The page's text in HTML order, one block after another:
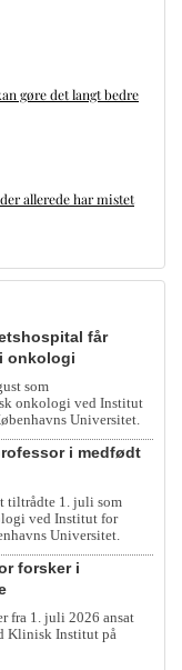
gøre det langt bedre
allerede har mistet
får
onkologi
som
onkologi ved Institut
Universitet.
i medfødt
tiltrådte 1. juli som
ved Institut for
Universitet.
forsker i
fra 1. juli 2026 ansat
Klinisk Institut på